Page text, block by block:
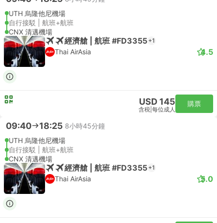
UTH 烏隆他尼機場
自行接駁 | 航班+航班
CNX 清邁機場
經濟艙 | 航班 #FD3355 +1
Thai AirAsia 4.5
USD 145
含税 每位成人
購票
09:40 18:25 8小時45分鐘
UTH 烏隆他尼機場
自行接駁 | 航班+航班
CNX 清邁機場
經濟艙 | 航班 #FD3355 +1
Thai AirAsia 5.0